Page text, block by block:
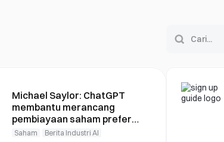
Michael Saylor: ChatGPT
membantu merancang
pembiayaan saham preferen
senilai US$15 miliar
Saham Berita Industri AI